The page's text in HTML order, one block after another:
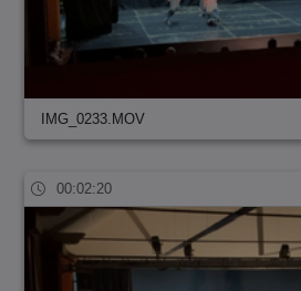
IMG_0233.MOV
00:02:20